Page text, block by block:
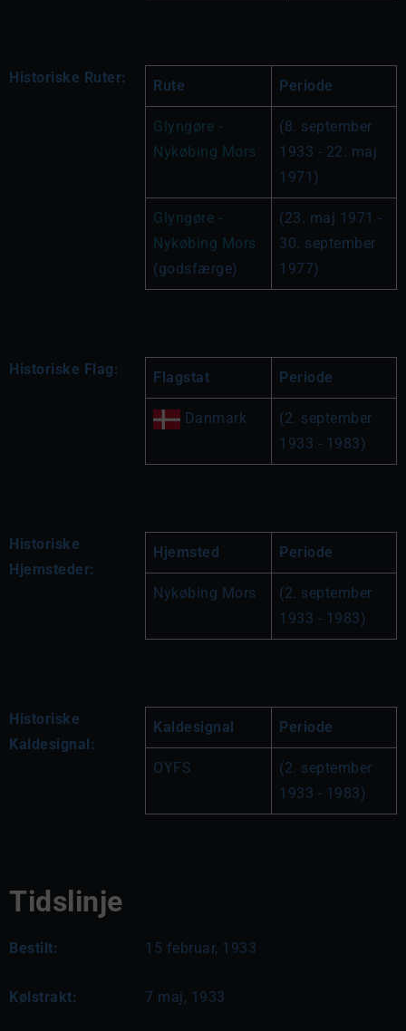
Historiske Ruter: Rute Periode
Glyngøre -
Nykøbing Mors
(8. september
1933 - 22. maj
1971)
Glyngøre -
Nykøbing Mors
(godsfærge)
(23. maj 1971 -
30. september
1977)
Historiske Flag: Flagstat Periode
Danmark
(2. september
1933 - 1983)
Historiske
Hjemsteder:
Hjemsted Periode
Nykøbing Mors
(2. september
1933 - 1983)
Historiske
Kaldesignal:
Kaldesignal Periode
OYFS
(2. september
1933 - 1983)
Tidslinje
Bestilt: 15 februar, 1933
Kølstrakt: 7 maj, 1933